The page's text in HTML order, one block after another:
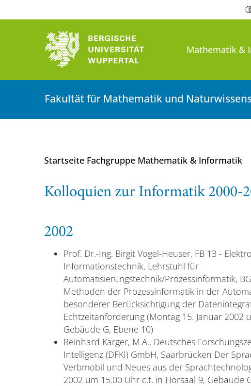
Mathematik &
Fakultät für Mathematik und
Startseite Fachgruppe Mathematik & Informatik
Kolloquien zur Informatik 2000-
2002
Prof. Dr.-Ing. Birgit Vogel-Heuser, FB 13 -
Informationstechnik, Lehrstuhl für
Automatisierungstechnik/Prozessinformatik,
Methoden der Prozessinformatik in der
besonderer Berücksichtigung der
Echtzeitanforderung (Montag 15. Januar 2002
Gebäude G, Ebene 10)
Reinhard Karger, M.A., Deutsches
Intelligenz (DFKI) GmbH, Saarbrücken Der
Verbmobil und Neues aus der
2002 um 15.00 Uhr c.t. in Hörsaal 9, Gebäude